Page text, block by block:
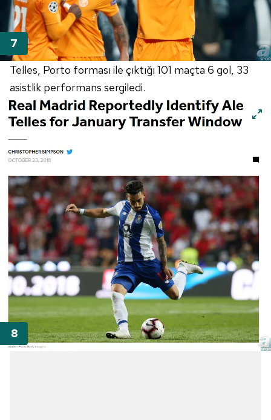
Telles, Porto forması ile çıktığı 101 maçta 6 gol, 33
asistlik performans sergiledi.